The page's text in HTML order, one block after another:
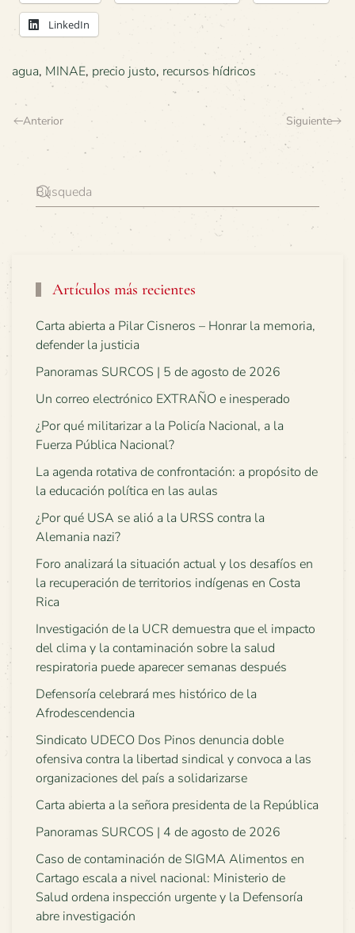
LinkedIn
agua, MINAE, precio justo, recursos hídricos
Anterior Siguiente
Artículos más recientes
Carta abierta a Pilar Cisneros – Honrar la memoria,
defender la justicia
Panoramas SURCOS | 5 de agosto de 2026
Un correo electrónico EXTRAÑO e inesperado
¿Por qué militarizar a la Policía Nacional, a la
Fuerza Pública Nacional?
La agenda rotativa de confrontación: a propósito de
la educación política en las aulas
¿Por qué USA se alió a la URSS contra la
Alemania nazi?
Foro analizará la situación actual y los desafíos en
la recuperación de territorios indígenas en Costa
Rica
Investigación de la UCR demuestra que el impacto
del clima y la contaminación sobre la salud
respiratoria puede aparecer semanas después
Defensoría celebrará mes histórico de la
Afrodescendencia
Sindicato UDECO Dos Pinos denuncia doble
ofensiva contra la libertad sindical y convoca a las
organizaciones del país a solidarizarse
Carta abierta a la señora presidenta de la República
Panoramas SURCOS | 4 de agosto de 2026
Caso de contaminación de SIGMA Alimentos en
Cartago escala a nivel nacional: Ministerio de
Salud ordena inspección urgente y la Defensoría
abre investigación